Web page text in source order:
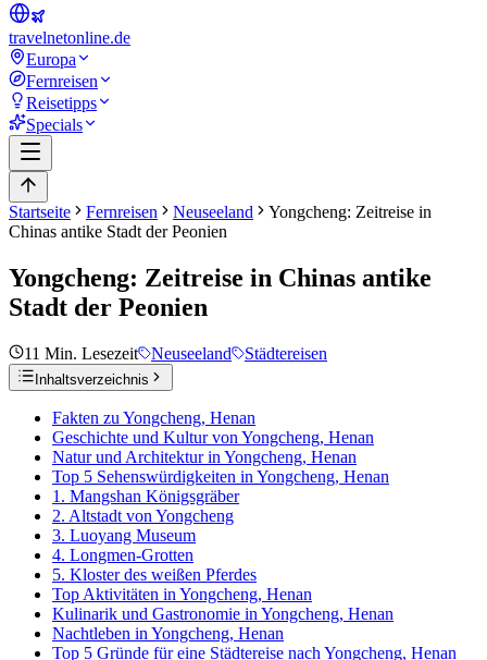
travelnetonline.de
Europa
Fernreisen
Reisetipps
Specials
Startseite Fernreisen Neuseeland
Yongcheng: Zeitreise in
Chinas antike Stadt der Peonien
Yongcheng: Zeitreise in Chinas antike
Stadt der Peonien
11 Min. Lesezeit Neuseeland Städtereisen
Inhaltsverzeichnis
Fakten zu Yongcheng, Henan
Geschichte und Kultur von Yongcheng, Henan
Natur und Architektur in Yongcheng, Henan
Top 5 Sehenswürdigkeiten in Yongcheng, Henan
1. Mangshan Königsgräber
2. Altstadt von Yongcheng
3. Luoyang Museum
4. Longmen-Grotten
5. Kloster des weißen Pferdes
Top Aktivitäten in Yongcheng, Henan
Kulinarik und Gastronomie in Yongcheng, Henan
Nachtleben in Yongcheng, Henan
Top 5 Gründe für eine Städtereise nach Yongcheng, Henan